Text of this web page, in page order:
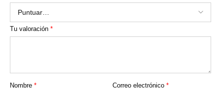
Tu valoración *
Nombre * Correo electrónico*